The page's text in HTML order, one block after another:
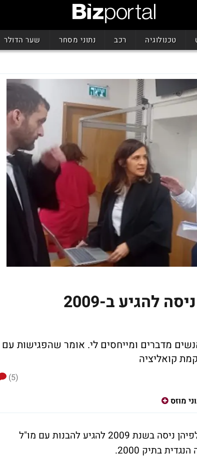
טכנולוגיה רכב נתוני מסחר שער הדולר
נתניהו מכחיש את העדויות שניסה להגיע ב-2009
מדברים ומייחסים לי. אומר שהפגישות עם
(5)
מוזס
ראש הממשלה, בנימין נתניהו, מכחיש את העדויות ולפיהן ניסה בשנת 2009 להגיע להבנות עם מו"ל
בתיק 2000.